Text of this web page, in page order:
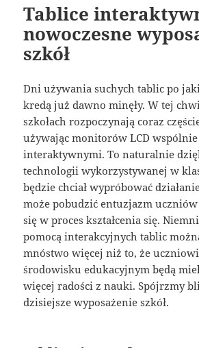
Tablice
nowoczesne
szkół
Dni używania suchych tablic po
kredą już dawno minęły. W tej
szkołach rozpoczynają coraz
używając monitorów LCD
interaktywnymi. To naturalnie
technologii wykorzystywanej w
będzie chciał wypróbować
może pobudzić entuzjazm
się w proces kształcenia się.
pomocą interakcyjnych tablic
mnóstwo więcej niż to, że
środowisku edukacyjnym będą
więcej radości z nauki. Spójrzmy
dzisiejsze wyposażenie szkół.